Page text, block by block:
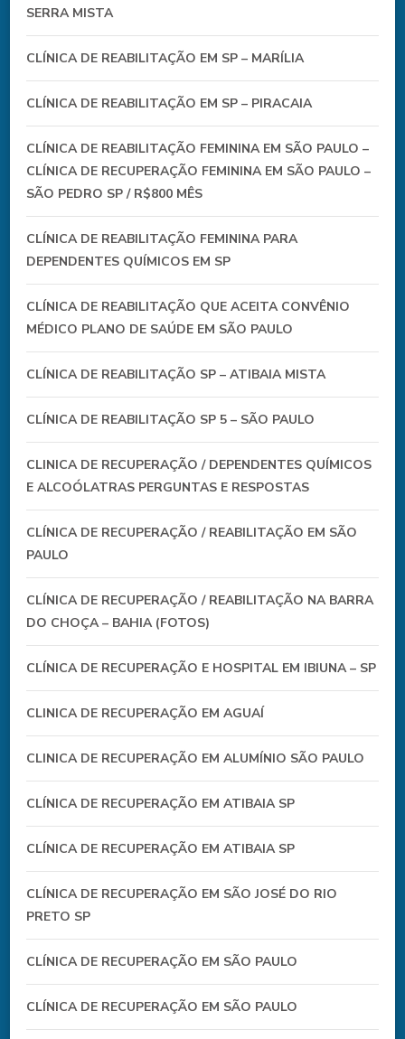
SERRA MISTA
CLÍNICA DE REABILITAÇÃO EM SP – MARÍLIA
CLÍNICA DE REABILITAÇÃO EM SP – PIRACAIA
CLÍNICA DE REABILITAÇÃO FEMININA EM SÃO PAULO –
CLÍNICA DE RECUPERAÇÃO FEMININA EM SÃO PAULO –
SÃO PEDRO SP / R$800 MÊS
CLÍNICA DE REABILITAÇÃO FEMININA PARA
DEPENDENTES QUÍMICOS EM SP
CLÍNICA DE REABILITAÇÃO QUE ACEITA CONVÊNIO
MÉDICO PLANO DE SAÚDE EM SÃO PAULO
CLÍNICA DE REABILITAÇÃO SP – ATIBAIA MISTA
CLÍNICA DE REABILITAÇÃO SP 5 – SÃO PAULO
CLINICA DE RECUPERAÇÃO / DEPENDENTES QUÍMICOS
E ALCOÓLATRAS PERGUNTAS E RESPOSTAS
CLÍNICA DE RECUPERAÇÃO / REABILITAÇÃO EM SÃO
PAULO
CLÍNICA DE RECUPERAÇÃO / REABILITAÇÃO NA BARRA
DO CHOÇA – BAHIA (FOTOS)
CLÍNICA DE RECUPERAÇÃO E HOSPITAL EM IBIUNA – SP
CLINICA DE RECUPERAÇÃO EM AGUAÍ
CLINICA DE RECUPERAÇÃO EM ALUMÍNIO SÃO PAULO
CLÍNICA DE RECUPERAÇÃO EM ATIBAIA SP
CLÍNICA DE RECUPERAÇÃO EM ATIBAIA SP
CLÍNICA DE RECUPERAÇÃO EM SÃO JOSÉ DO RIO
PRETO SP
CLÍNICA DE RECUPERAÇÃO EM SÃO PAULO
CLÍNICA DE RECUPERAÇÃO EM SÃO PAULO